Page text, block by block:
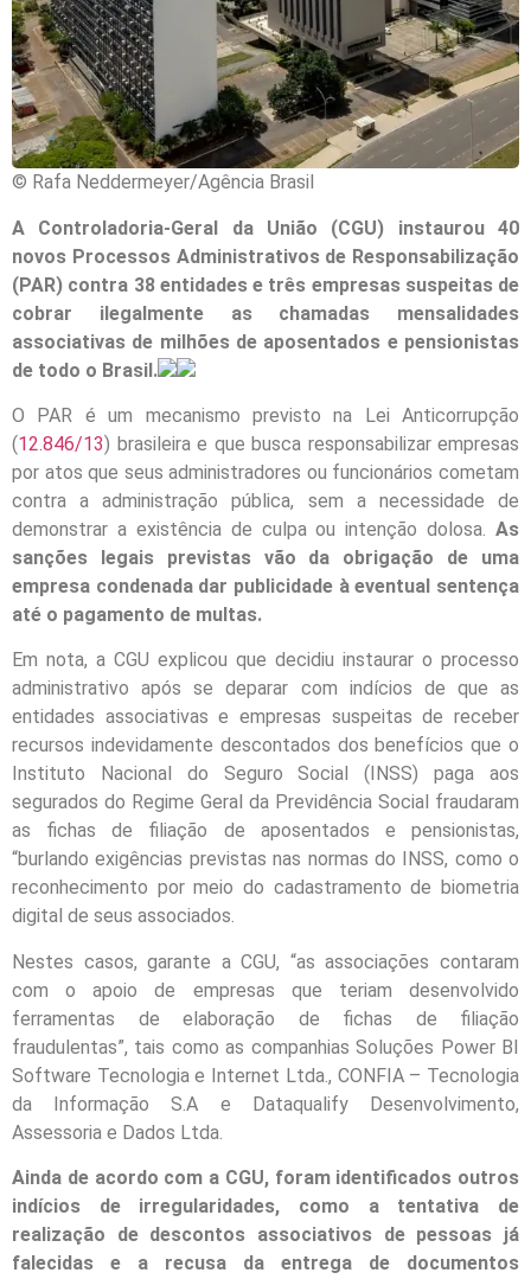
© Rafa Neddermeyer/Agência Brasil
A Controladoria-Geral da União (CGU) instaurou 40
novos Processos Administrativos de Responsabilização
(PAR) contra 38 entidades e três empresas suspeitas de
cobrar ilegalmente as chamadas mensalidades
associativas de milhões de aposentados e pensionistas
de todo o Brasil.
O PAR é um mecanismo previsto na Lei Anticorrupção
(12.846/13) brasileira e que busca responsabilizar empresas
por atos que seus administradores ou funcionários cometam
contra a administração pública, sem a necessidade de
demonstrar a existência de culpa ou intenção dolosa. As
sanções legais previstas vão da obrigação de uma
empresa condenada dar publicidade à eventual sentença
até o pagamento de multas.
Em nota, a CGU explicou que decidiu instaurar o processo
administrativo após se deparar com indícios de que as
entidades associativas e empresas suspeitas de receber
recursos indevidamente descontados dos benefícios que o
Instituto Nacional do Seguro Social (INSS) paga aos
segurados do Regime Geral da Previdência Social fraudaram
as fichas de filiação de aposentados e pensionistas,
“burlando exigências previstas nas normas do INSS, como o
reconhecimento por meio do cadastramento de biometria
digital de seus associados.
Nestes casos, garante a CGU, “as associações contaram
com o apoio de empresas que teriam desenvolvido
ferramentas de elaboração de fichas de filiação
fraudulentas”, tais como as companhias Soluções Power BI
Software Tecnologia e Internet Ltda., CONFIA – Tecnologia
da Informação S.A e Dataqualify Desenvolvimento,
Assessoria e Dados Ltda.
Ainda de acordo com a CGU, foram identificados outros
indícios de irregularidades, como a tentativa de
realização de descontos associativos de pessoas já
falecidas e a recusa da entrega de documentos